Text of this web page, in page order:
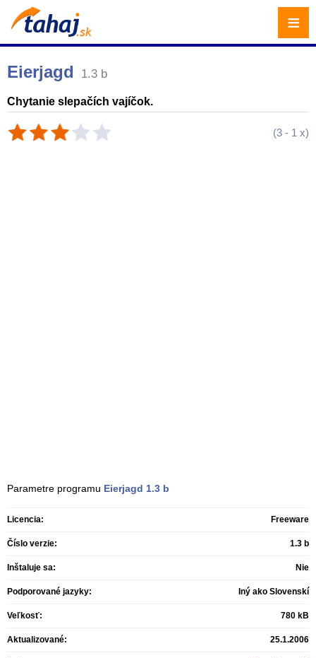
Eierjagd 1.3 b
Chytanie slepačích vajíčok.
(3 - 1 x)
Parametre programu Eierjagd 1.3 b
Licencia: Freeware
Číslo verzie: 1.3 b
Inštaluje sa: Nie
Podporované jazyky: Iný ako Slovenskí
Veľkosť: 780 kB
Aktualizované: 25.1.2006
≡